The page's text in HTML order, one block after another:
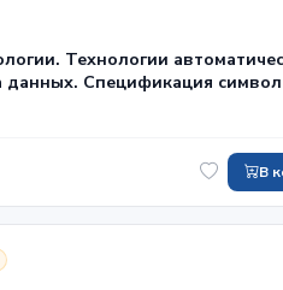
Технологии
данных. Спецификация
В